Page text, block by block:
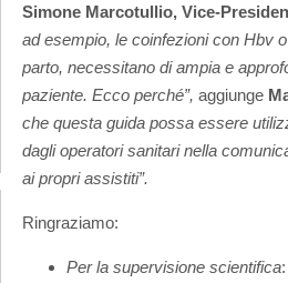
Simone Marcotullio, Vice-
ad esempio, le coinfezioni con Hbv
parto, necessitano di ampia e
paziente. Ecco perché”, aggiunge
che questa guida possa essere
dagli operatori sanitari nella
ai propri assistiti”.
Ringraziamo:
Per la supervisione scientifica